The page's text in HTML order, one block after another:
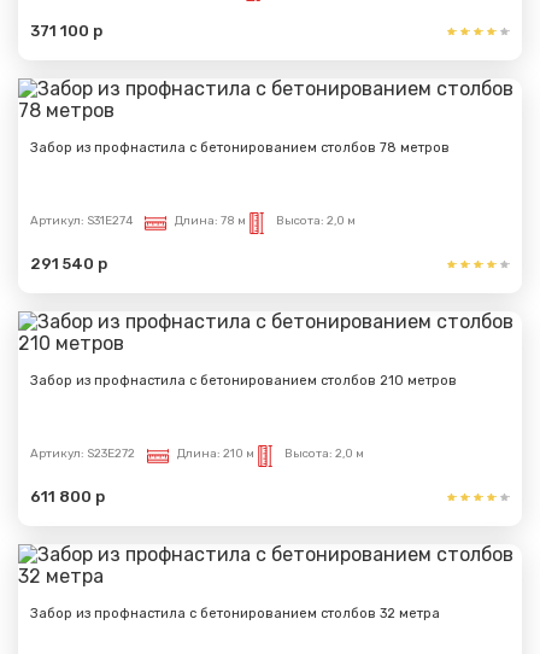
371 100 р
Забор из профнастила с бетонированием столбов 78 метров
Артикул: S31E274 Длина: 78 м Высота: 2,0 м
291 540 р
Забор из профнастила с бетонированием столбов 210 метров
Артикул: S23E272 Длина: 210 м Высота: 2,0 м
611 800 р
Забор из профнастила с бетонированием столбов 32 метра